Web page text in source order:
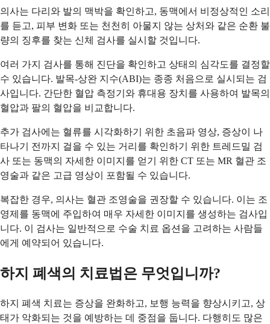
의사는 다리와 발의 맥박을 확인하고, 동맥에서 비정상적인 소리
를 듣고, 피부 변화 또는 천천히 아물지 않는 상처와 같은 순환 불
량의 징후를 찾는 신체 검사를 실시할 것입니다.
여러 가지 검사를 통해 진단을 확인하고 상태의 심각도를 결정할
수 있습니다. 발목-상완 지수(ABI)는 종종 처음으로 실시되는 검
사입니다. 간단한 혈압 측정기와 휴대용 장치를 사용하여 발목의
혈압과 팔의 혈압을 비교합니다.
추가 검사에는 혈류를 시각화하기 위한 초음파 영상, 증상이 나
타나기 전까지 걸을 수 있는 거리를 확인하기 위한 트레드밀 검
사 또는 동맥의 자세한 이미지를 얻기 위한 CT 또는 MR 혈관 조
영술과 같은 고급 영상이 포함될 수 있습니다.
복잡한 경우, 의사는 혈관 조영술을 권장할 수 있습니다. 이는 조
영제를 동맥에 주입하여 매우 자세한 이미지를 생성하는 검사입
니다. 이 검사는 일반적으로 수술 치료 옵션을 고려하는 사람들
에게 예약되어 있습니다.
하지 폐색의 치료법은 무엇입니까?
하지 폐색 치료는 증상을 완화하고, 보행 능력을 향상시키고, 상
태가 악화되는 것을 예방하는 데 중점을 둡니다. 다행히도 많은